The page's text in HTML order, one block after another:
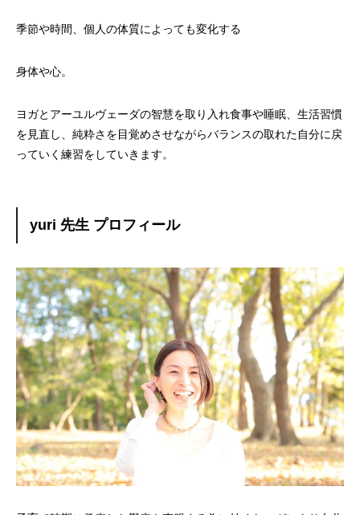
季節や時間、個人の体質によっても変化する
身体や心。
ヨガとアーユルヴェーダの智慧を取り入れ食事や睡眠、生活習慣
を見直し、純粋さを目覚めさせながらバランスの取れた自分に戻
っていく練習をしていきます。
yuri 先生 プロフィール